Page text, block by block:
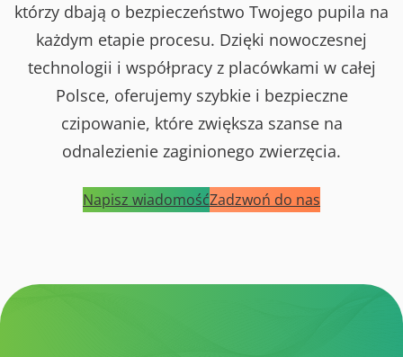
którzy dbają o bezpieczeństwo Twojego pupila na
każdym etapie procesu. Dzięki nowoczesnej
technologii i współpracy z placówkami w całej
Polsce, oferujemy szybkie i bezpieczne
czipowanie, które zwiększa szanse na
odnalezienie zaginionego zwierzęcia.
Napisz wiadomośćZadzwoń do nas